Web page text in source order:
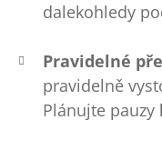
dalekohledy
Pravidelné
pravidelně
Plánujte pauzy